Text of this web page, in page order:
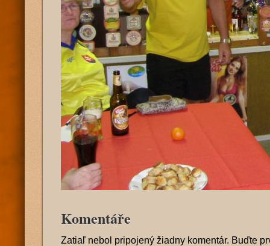
Komentáře
Zatiaľ nebol pripojený žiadny komentár. Buďte